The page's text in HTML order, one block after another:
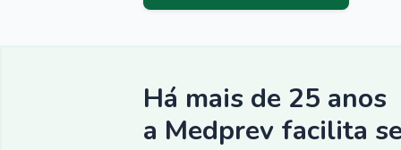
Há mais de 25 anos
a Medprev facilita